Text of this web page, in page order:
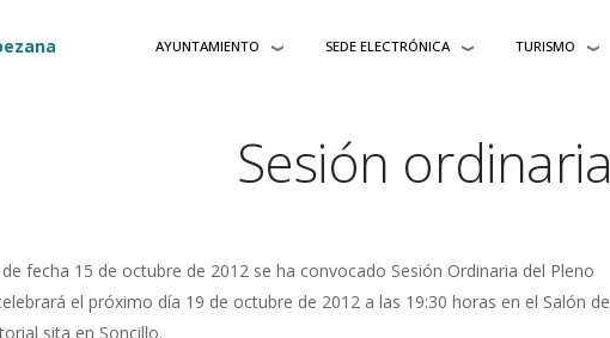
AYUNTAMIENTO SEDE ELECTRÓNICA TURISMO
Sesión ordinaria
fecha 15 de octubre de 2012 se ha convocado Sesión Ordinaria del Pleno
el próximo día 19 de octubre de 2012 a las 19:30 horas en el Salón de
sita en Soncillo.